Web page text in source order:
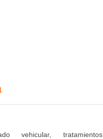
vehicular, tratamientos